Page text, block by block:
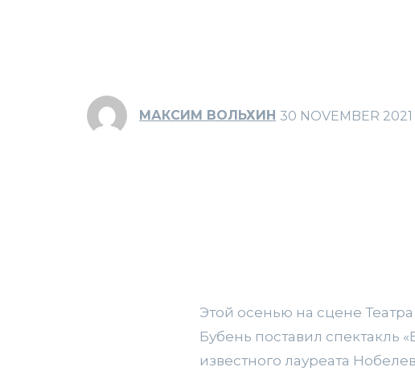
МАКСИМ ВОЛЬХИН 30 NOVEMBER 2021
Этой осенью на сцене
Бубень поставил спектакль
известного лауреата